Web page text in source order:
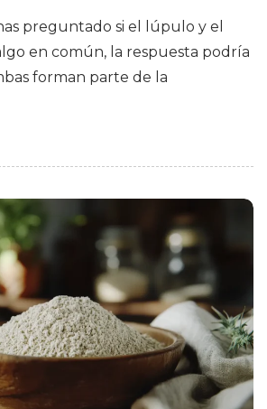
preguntado si el lúpulo y el
en común, la respuesta podría
forman parte de la